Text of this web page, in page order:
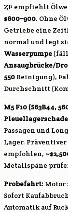
ZF empfiehlt
$600–900. Ohne
Getriebe eine
normal und legt
Wasserpumpe
Ansaugbrücke/
550 Reinigung),
Durchschnitt
M5 F10 (S63B44,
Passagen und
Lager.
empfohlen,
Metallspäne
Probefahrt: Motor
Sofort
Automatik auf